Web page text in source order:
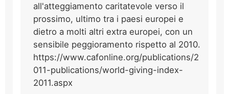
all'atteggiamento caritatevole verso il
prossimo, ultimo tra i paesi europei e
dietro a molti altri extra europei, con un
sensibile peggioramento rispetto al 2010.
https://www.cafonline.org/publications/2
011-publications/world-giving-index-
2011.aspx